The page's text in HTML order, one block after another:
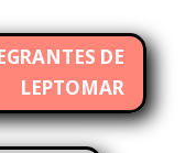
DE
LEPTOMAR